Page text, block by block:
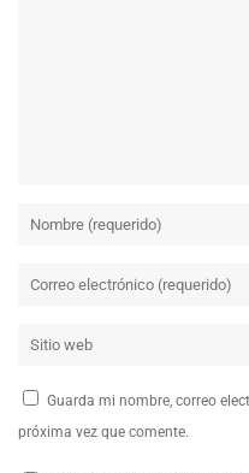
Guarda mi nombre, correo
próxima vez que comente.